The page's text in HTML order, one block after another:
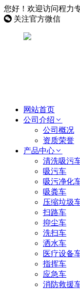
您好！欢迎访问程力
关注官方微信
网站首页
公司介绍
公司概况
资质荣誉
产品中心
清洗吸污
吸污车
吸污净化
吸粪车
压缩垃圾
扫路车
抑尘车
洗扫车
洒水车
医疗设备
指挥车
应急车
消防救援